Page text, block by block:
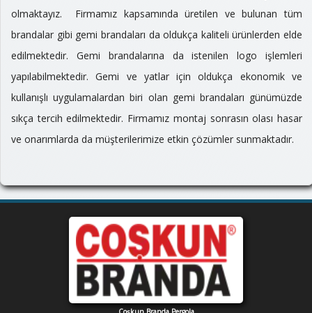
olmaktayız. Firmamız kapsamında üretilen ve bulunan tüm
brandalar gibi gemi brandaları da oldukça kaliteli ürünlerden elde
edilmektedir. Gemi brandalarına da istenilen logo işlemleri
yapılabilmektedir. Gemi ve yatlar için oldukça ekonomik ve
kullanışlı uygulamalardan biri olan gemi brandaları günümüzde
sıkça tercih edilmektedir. Firmamız montaj sonrasın olası hasar
ve onarımlarda da müşterilerimize etkin çözümler sunmaktadır.